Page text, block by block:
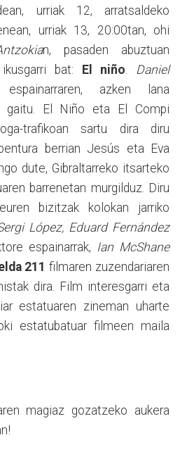
urriak 12, arratsaldeko
urriak 13, 20:00tan, ohi
n, pasaden abuztuan
bat:
El niño. Daniel
azken lana
gaitu. El Niño eta El Compi
trafikoan sartu dira diru
berrian Jesús eta Eva
dute, Gibraltarreko itsarteko
barrenetan murgilduz. Diru
bizitzak kolokan jarriko
López, Eduard Fernández
espainarrak, Ian McShane
211 filmaren zuzendariaren
dira. Film interesgarri eta
estatuaren zineman uharte
estatubatuar filmeen maila
magiaz gozatzeko aukera